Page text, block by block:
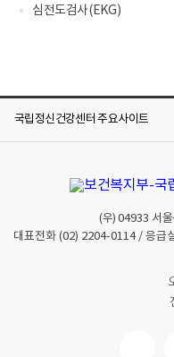
심전도검사(EKG)
국립정신건강센터 주요사이트
(우)04933 서
대표전화 (02) 2204-0114/ 응급